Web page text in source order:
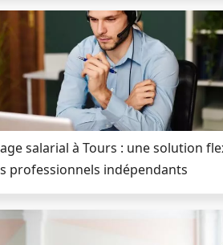
salarial à Tours : une solution
professionnels indépendants